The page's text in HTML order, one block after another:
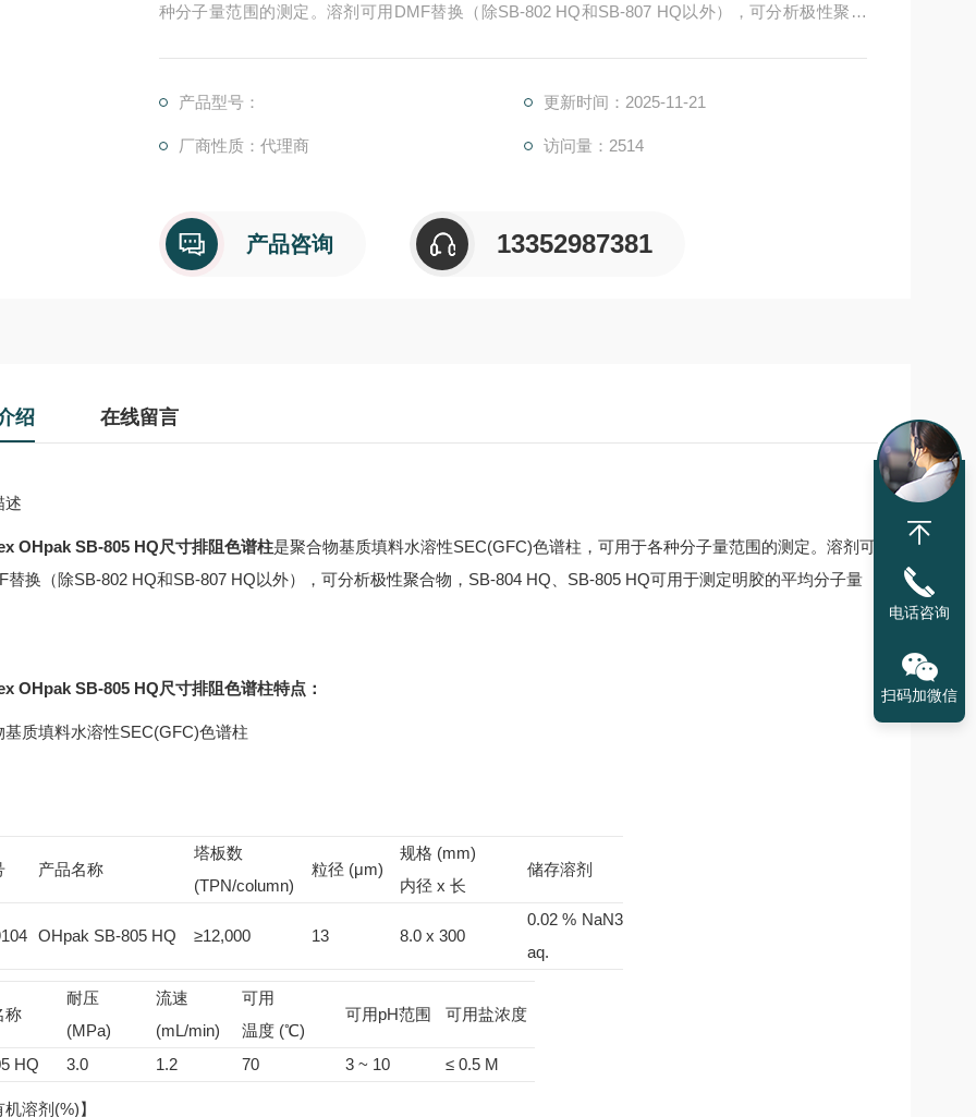
种分子量范围的测定。溶剂可用DMF替换（除SB-802 HQ和SB-807 HQ以外），可分析极性聚合
产品型号： 更新时间：2025-11-21
厂商性质：代理商 访问量：2514
产品咨询 13352987381
绍 在线留言
述
OHpak SB-805 HQ尺寸排阻色谱柱是聚合物基质填料水溶性SEC(GFC)色谱柱，可用于各种分子量范围的测定。溶剂可
替换（除SB-802 HQ和SB-807 HQ以外），可分析极性聚合物，SB-804 HQ、SB-805 HQ可用于测定明胶的平均分子量
OHpak SB-805 HQ尺寸排阻色谱柱特点：
基质填料水溶性SEC(GFC)色谱柱
产品名称
塔板数
(TPN/column)
粒径 (μm)
规格 (mm)
内径 x 长
储存溶剂
OHpak SB-805 HQ ≥12,000 13 8.0 x 300
0.02 % NaN3
aq.
称
耐压
(MPa)
流速
(mL/min)
可用
温度 (℃)
可用pH范围 可用盐浓度
HQ 3.0 1.2 70 3 ~ 10 ≤ 0.5 M
溶剂(%)】
电话咨询
扫码加微信